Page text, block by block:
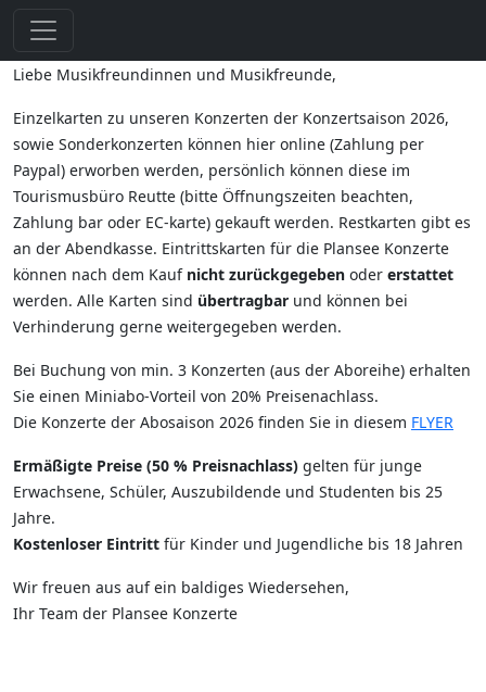
Liebe Musikfreundinnen und Musikfreunde,
Einzelkarten zu unseren Konzerten der Konzertsaison 2026,
sowie Sonderkonzerten können hier online (Zahlung per
Paypal) erworben werden, persönlich können diese im
Tourismusbüro Reutte (bitte Öffnungszeiten beachten,
Zahlung bar oder EC-karte) gekauft werden. Restkarten gibt es
an der Abendkasse. Eintrittskarten für die Plansee Konzerte
können nach dem Kauf nicht zurückgegeben oder erstattet
werden. Alle Karten sind übertragbar und können bei
Verhinderung gerne weitergegeben werden.
Bei Buchung von min. 3 Konzerten (aus der Aboreihe) erhalten
Sie einen Miniabo-Vorteil von 20% Preisenachlass.
Die Konzerte der Abosaison 2026 finden Sie in diesem FLYER
Ermäßigte Preise (50 % Preisnachlass) gelten für junge
Erwachsene, Schüler, Auszubildende und Studenten bis 25
Jahre.
Kostenloser Eintritt für Kinder und Jugendliche bis 18 Jahren
Wir freuen aus auf ein baldiges Wiedersehen,
Ihr Team der Plansee Konzerte